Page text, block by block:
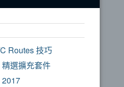
Routes 技巧
選擴充套件